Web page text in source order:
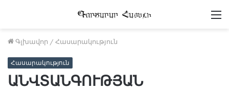
Գլխավոր / Հասարակություն
Հասարակություն
ԱՆՎՏԱՆԳՈՒԹՅԱՆ